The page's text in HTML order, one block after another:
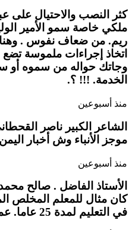
كثر النصب والاحتيال على
ملكي خاصة سمو الأمير
ريم. من ضعاف نفوس .
اتخاذ إجراءات ملموسة
وجاتك حواله من سموه أو
الخدمة. !!! ؟.
منذ أسبوعين
الشاعر الكبير ناصر
موجز الأنباء وش أخبار
منذ أسبوعين
الأستاذ الفاضل . صالح
كان مثال للمعلم المخلص
في التعليم لمدة 25 عاما. عمل معرفا لقرية البلعلا .